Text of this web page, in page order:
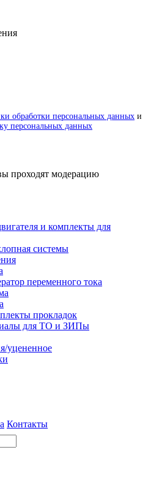
обработки персональных данных и
персональных данных
проходят модерацию
и комплекты для
системы
переменного тока
прокладок
для ТО и ЗИПы
уцененное
Контакты